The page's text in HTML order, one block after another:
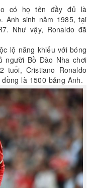
có họ tên đầy đủ là
Anh sinh năm 1985, tại
Như vậy, Ronaldo đã
lộ năng khiếu với bóng
người Bồ Đào Nha chơi
tuổi, Cristiano Ronaldo
là 1500 bảng Anh.